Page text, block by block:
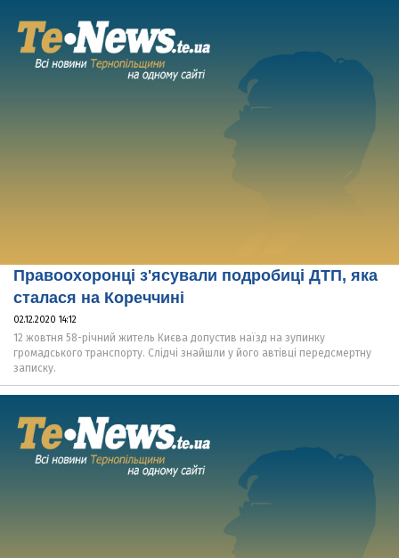
Правоохоронці з'ясували подробиці ДТП, яка
сталася на Кореччині
02.12.2020 14:12
12 жовтня 58-річний житель Києва допустив наїзд на зупинку
громадського транспорту. Слідчі знайшли у його автівці передсмертну
записку.